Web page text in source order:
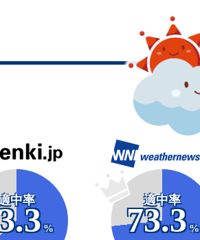
中率
%
適中率
73.3
%